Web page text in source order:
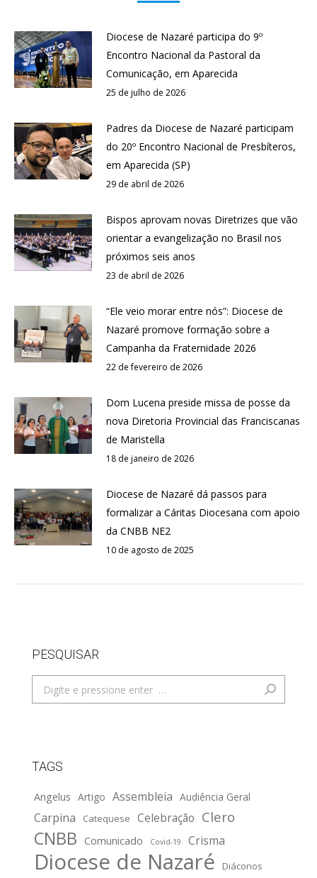
Diocese de Nazaré participa do 9º
Encontro Nacional da Pastoral da
Comunicação, em Aparecida
25 de julho de 2026
Padres da Diocese de Nazaré participam
do 20º Encontro Nacional de Presbíteros,
em Aparecida (SP)
29 de abril de 2026
Bispos aprovam novas Diretrizes que vão
orientar a evangelização no Brasil nos
próximos seis anos
23 de abril de 2026
“Ele veio morar entre nós”: Diocese de
Nazaré promove formação sobre a
Campanha da Fraternidade 2026
22 de fevereiro de 2026
Dom Lucena preside missa de posse da
nova Diretoria Provincial das Franciscanas
de Maristella
18 de janeiro de 2026
Diocese de Nazaré dá passos para
formalizar a Cáritas Diocesana com apoio
da CNBB NE2
10 de agosto de 2025
PESQUISAR
Search:
TAGS
Angelus Artigo Assembleia Audiência Geral
Carpina Catequese Celebração Clero
CNBB Comunicado Covid-19 Crisma
Diocese de Nazaré
Diáconos